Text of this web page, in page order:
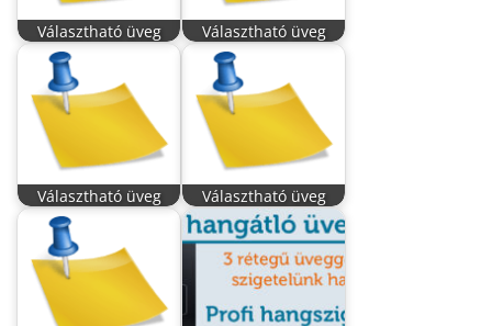
Választható üveg Választható üveg
Választható üveg Választható üveg